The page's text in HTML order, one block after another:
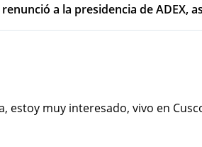
a la presidencia de ADEX,
estoy muy interesado, vivo en